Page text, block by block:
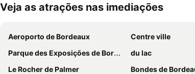
Veja as atrações nas imediações
Aeroporto de Bordeaux Centre ville
Parque des Exposições de Bordeaux-Lac
du lac
Le Rocher de Palmer
Bondes de